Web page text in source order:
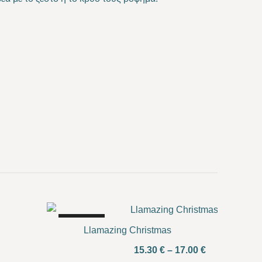
Llamazing Christmas
15.30 € – 17.00 €Price